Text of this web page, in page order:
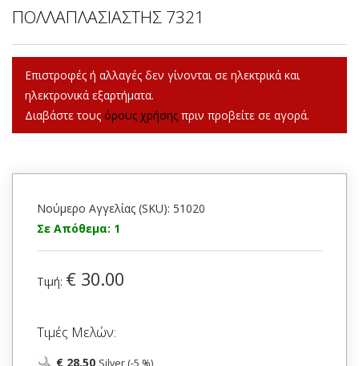
ΠΟΛΛΑΠΛΑΣΙΑΣΤΗΣ 7321
Επιστροφές ή αλλαγές δεν γίνονται σε ηλεκτρικά και
ηλεκτρονικά εξαρτήματα.
Διαβάστε τους όρους χρήσης πριν προβείτε σε αγορά.
Νούμερο Αγγελίας (SKU): 51020
Σε Απόθεμα: 1
Τιμή: € 30.00
Τιμές Μελών:
€ 28.50